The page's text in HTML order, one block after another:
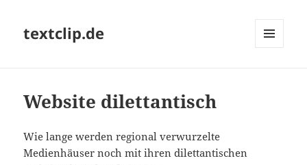
textclip.de
Website dilettantisch
Wie lange werden regional verwurzelte
Medienhäuser noch mit ihren dilettantischen